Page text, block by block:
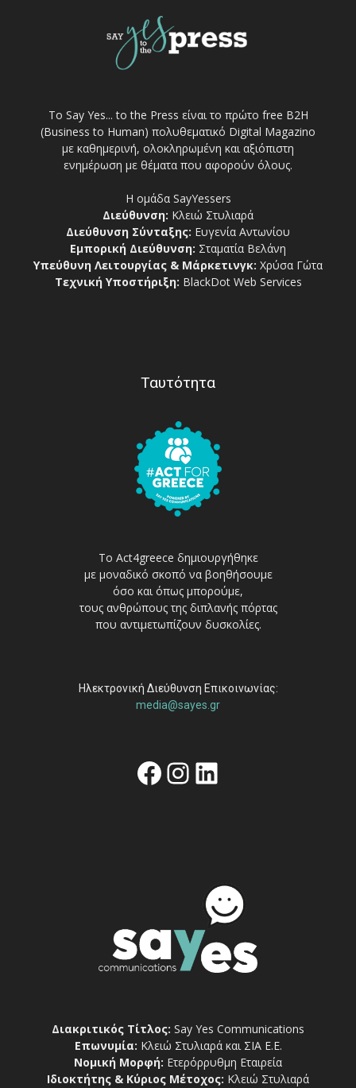
Το Say Yes... to the Press είναι το πρώτο free Β2Η
(Business to Human) πολυθεματικό Digital Magazino
με καθημερινή, ολοκληρωμένη και αξιόπιστη
ενημέρωση με θέματα που αφορούν όλους.
Η ομάδα SayYessers
Διεύθυνση: Κλειώ Στυλιαρά
Διεύθυνση Σύνταξης: Ευγενία Αντωνίου
Εμπορική Διεύθυνση: Σταματία Βελάνη
Υπεύθυνη Λειτουργίας & Μάρκετινγκ: Χρύσα Γώτα
Τεχνική Υποστήριξη: BlackDot Web Services
Ταυτότητα
Το Act4greece δημιουργήθηκε
με μοναδικό σκοπό να βοηθήσουμε
όσο και όπως μπορούμε,
τους ανθρώπους της διπλανής πόρτας
που αντιμετωπίζουν δυσκολίες.
Ηλεκτρονική Διεύθυνση Επικοινωνίας:
media@sayes.gr
Facebook
Instagram
Linkedin
Διακριτικός Τίτλος: Say Yes Communications
Επωνυμία: Κλειώ Στυλιαρά και ΣΙΑ Ε.Ε.
Νομική Μορφή: Ετερόρρυθμη Εταιρεία
Ιδιοκτήτης & Κύριος Μέτοχος: Κλειώ Στυλιαρά